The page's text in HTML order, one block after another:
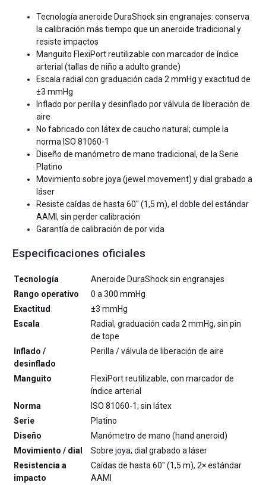
Tecnología aneroide DuraShock sin engranajes: conserva
la calibración más tiempo que un aneroide tradicional y
resiste impactos
Manguito FlexiPort reutilizable con marcador de índice
arterial (tallas de niño a adulto grande)
Escala radial con graduación cada 2 mmHg y exactitud de
±3 mmHg
Inflado por perilla y desinflado por válvula de liberación de
aire
No fabricado con látex de caucho natural; cumple la
norma ISO 81060-1
Diseño de manómetro de mano tradicional, de la Serie
Platino
Movimiento sobre joya (jewel movement) y dial grabado a
láser
Resiste caídas de hasta 60″ (1,5 m), el doble del estándar
AAMI, sin perder calibración
Garantía de calibración de por vida
Especificaciones oficiales
Tecnología
Aneroide DuraShock sin engranajes
Rango operativo
0 a 300 mmHg
Exactitud
±3 mmHg
Escala
Radial, graduación cada 2 mmHg, sin pin
de tope
Inflado /
desinflado
Perilla / válvula de liberación de aire
Manguito
FlexiPort reutilizable, con marcador de
índice arterial
Norma
ISO 81060-1; sin látex
Serie
Platino
Diseño
Manómetro de mano (hand aneroid)
Movimiento / dial
Sobre joya; dial grabado a láser
Resistencia a
impacto
Caídas de hasta 60″ (1,5 m), 2× estándar
AAMI